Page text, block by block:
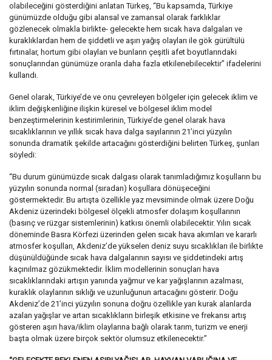
olabileceğini gösterdiğini anlatan Türkeş, “Bu kapsamda, Türkiye
günümüzde olduğu gibi alansal ve zamansal olarak farklıklar
gözlenecek olmakla birlikte- gelecekte hem sıcak hava dalgaları ve
kuraklıklardan hem de şiddetli ve aşırı yağış olayları ile gök gürültülü
fırtınalar, hortum gibi olayları ve bunların çeşitli afet boyutlarındaki
sonuçlarından günümüze oranla daha fazla etkilenebilecektir” ifadelerini
kullandı.
Genel olarak, Türkiye’de ve onu çevreleyen bölgeler için gelecek iklim ve
iklim değişkenliğine ilişkin küresel ve bölgesel iklim model
benzeştirmelerinin kestirimlerinin, Türkiye’de genel olarak hava
sıcaklıklarının ve yıllık sıcak hava dalga sayılarının 21’inci yüzyılın
sonunda dramatik şekilde artacağını gösterdiğini belirten Türkeş, şunları
söyledi:
“Bu durum günümüzde sıcak dalgası olarak tanımladığımız koşulların bu
yüzyılın sonunda normal (sıradan) koşullara dönüşeceğini
göstermektedir. Bu artışta özellikle yaz mevsiminde olmak üzere Doğu
Akdeniz üzerindeki bölgesel ölçekli atmosfer dolaşım koşullarının
(basınç ve rüzgar sistemlerinin) katkısı önemli olabilecektir. Yılın sıcak
döneminde Basra Körfezi üzerinden gelen sıcak hava akımları ve kararlı
atmosfer koşulları, Akdeniz’de yükselen deniz suyu sıcaklıkları ile birlikte
düşünüldüğünde sıcak hava dalgalarının sayısı ve şiddetindeki artış
kaçınılmaz gözükmektedir. İklim modellerinin sonuçları hava
sıcaklıklarındaki artışın yanında yağmur ve kar yağışlarının azalması,
kuraklık olaylarının sıklığı ve uzunluğunun artacağını gösterir. Doğu
Akdeniz’de 21’inci yüzyılın sonuna doğru özellikle yarı kurak alanlarda
azalan yağışlar ve artan sıcaklıkların birleşik etkisine ve frekansı artış
gösteren aşırı hava/iklim olaylarına bağlı olarak tarım, turizm ve enerji
başta olmak üzere birçok sektör olumsuz etkilenecektir.”